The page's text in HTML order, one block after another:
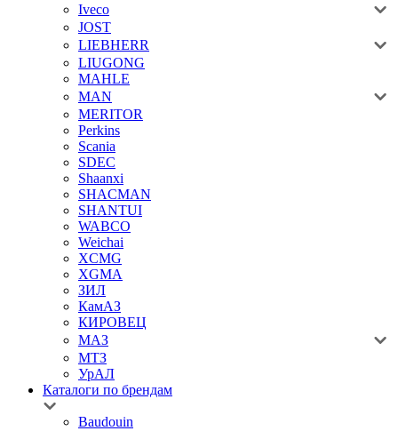
Iveco
JOST
LIEBHERR
LIUGONG
MAHLE
MAN
MERITOR
Perkins
Scania
SDEC
Shaanxi
SHACMAN
SHANTUI
WABCO
Weichai
XCMG
XGMA
ЗИЛ
КамАЗ
КИРОВЕЦ
МАЗ
МТЗ
УрАЛ
Каталоги по брендам
Baudouin